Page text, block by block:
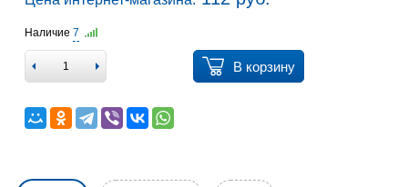
Наличие 7
В корзину